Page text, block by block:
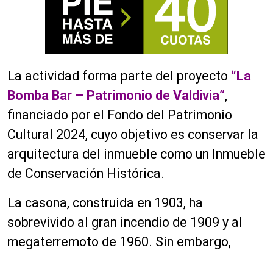
La actividad forma parte del proyecto “La
Bomba Bar – Patrimonio de Valdivia”,
financiado por el Fondo del Patrimonio
Cultural 2024, cuyo objetivo es conservar la
arquitectura del inmueble como un Inmueble
de Conservación Histórica.
La casona, construida en 1903, ha
sobrevivido al gran incendio de 1909 y al
megaterremoto de 1960. Sin embargo,